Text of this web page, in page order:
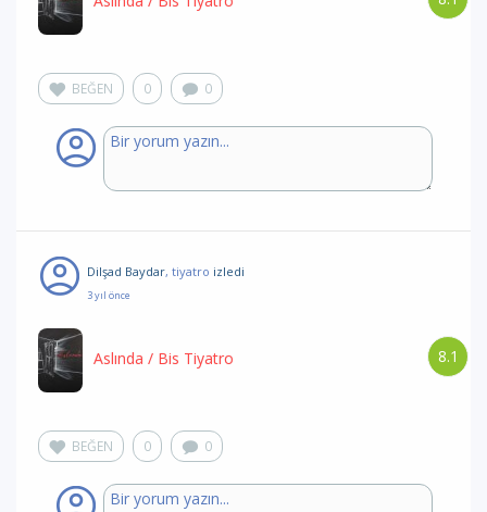
BEĞEN 0 0
Dilşad Baydar, tiyatro izledi
3 yıl önce
8.1
Aslında / Bis Tiyatro
BEĞEN 0 0